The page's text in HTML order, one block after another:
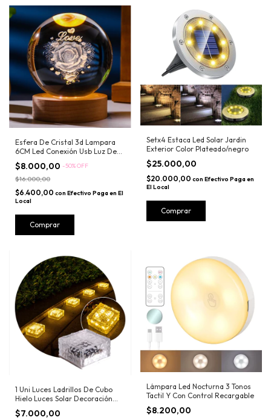
Esfera De Cristal 3d Lampara
6CM Led Conexión Usb Luz De
Noche
$8.000,00 -50%OFF
$16.000,00
$6.400,00 con Efectivo Paga en El
Local
Comprar
Setx4 Estaca Led Solar Jardin
Exterior Color Plateado/negro
$25.000,00
$20.000,00 con Efectivo Paga en
El Local
1 Uni Luces Ladrillos De Cubo
Hielo Luces Solar Decoración
Jardin
$7.000,00
Lámpara Led Nocturna 3 Tonos
Tactil Y Con Control Recargable
$8.200,00